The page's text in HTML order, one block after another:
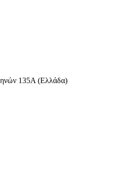
135Α (Ελλάδα)